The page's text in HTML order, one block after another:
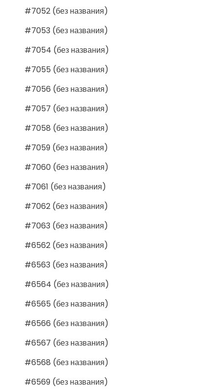
#7052 (без названия)
#7053 (без названия)
#7054 (без названия)
#7055 (без названия)
#7056 (без названия)
#7057 (без названия)
#7058 (без названия)
#7059 (без названия)
#7060 (без названия)
#7061 (без названия)
#7062 (без названия)
#7063 (без названия)
#6562 (без названия)
#6563 (без названия)
#6564 (без названия)
#6565 (без названия)
#6566 (без названия)
#6567 (без названия)
#6568 (без названия)
#6569 (без названия)